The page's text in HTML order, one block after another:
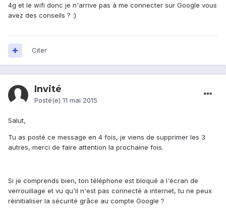
4g et le wifi donc je n'arrive pas à me connecter sur Google vous
avez des conseils ? :)
Citer
Invité
Posté(e) 11 mai 2015
Salut,
Tu as posté ce message en 4 fois, je viens de supprimer les 3
autres, merci de faire attention la prochaine fois.
Si je comprends bien, ton téléphone est bloqué a l'écran de
verrouillage et vu qu'il n'est pas connecté a internet, tu ne peux
réinitialiser la sécurité grâce au compte Google ?